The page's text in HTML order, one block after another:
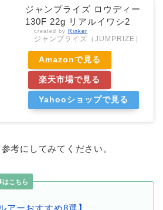
ジャンプライズ ロウディー
130F 22g リアルイワシ2
created by Rinker
ジャンプライズ（JUMPRIZE）
Amazonで見る
楽天市場で見る
Yahooショップで見る
考にしてみてください。
こちら
アーおすすめ8選】